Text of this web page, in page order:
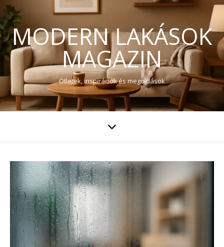
MODERN LAKÁSOK
MAGAZIN
Ötletek, inspirációk és megoldások